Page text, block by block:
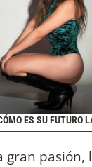
ES SU FUTURO
gran pasión,